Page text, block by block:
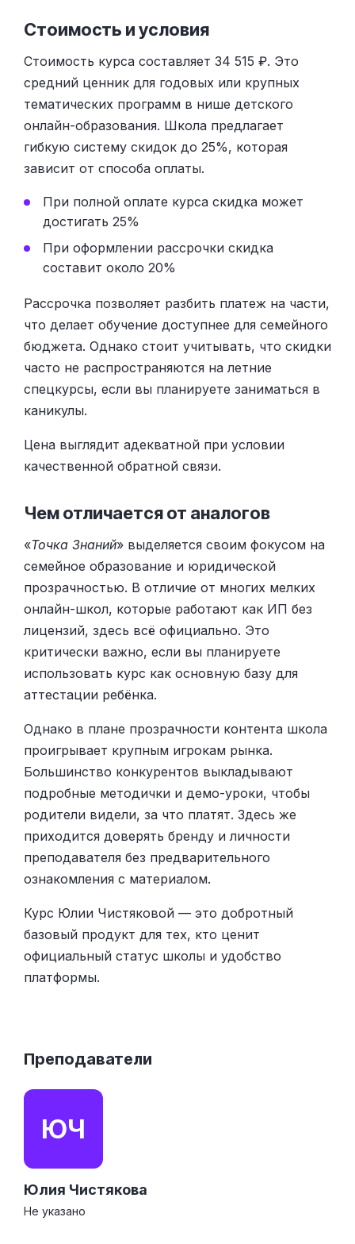
Стоимость и условия
Стоимость курса составляет 34 515 ₽. Это
средний ценник для годовых или крупных
тематических программ в нише детского
онлайн-образования. Школа предлагает
гибкую систему скидок до 25%, которая
зависит от способа оплаты.
При полной оплате курса скидка может
достигать 25%
При оформлении рассрочки скидка
составит около 20%
Рассрочка позволяет разбить платеж на части,
что делает обучение доступнее для семейного
бюджета. Однако стоит учитывать, что скидки
часто не распространяются на летние
спецкурсы, если вы планируете заниматься в
каникулы.
Цена выглядит адекватной при условии
качественной обратной связи.
Чем отличается от аналогов
«Точка Знаний» выделяется своим фокусом на
семейное образование и юридической
прозрачностью. В отличие от многих мелких
онлайн-школ, которые работают как ИП без
лицензий, здесь всё официально. Это
критически важно, если вы планируете
использовать курс как основную базу для
аттестации ребёнка.
Однако в плане прозрачности контента школа
проигрывает крупным игрокам рынка.
Большинство конкурентов выкладывают
подробные методички и демо-уроки, чтобы
родители видели, за что платят. Здесь же
приходится доверять бренду и личности
преподавателя без предварительного
ознакомления с материалом.
Курс Юлии Чистяковой — это добротный
базовый продукт для тех, кто ценит
официальный статус школы и удобство
платформы.
Преподаватели
ЮЧ
Юлия Чистякова
Не указано